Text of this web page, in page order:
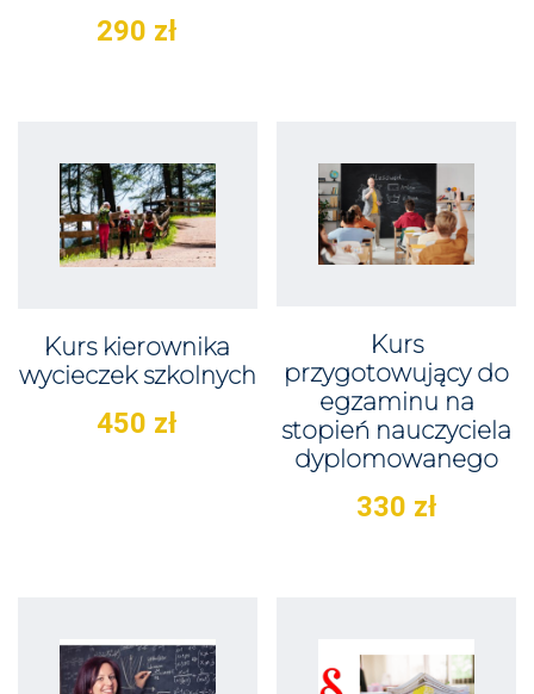
290 zł
Kurs kierownika
wycieczek szkolnych
450 zł
Kurs
przygotowujący do
egzaminu na
stopień nauczyciela
dyplomowanego
330 zł